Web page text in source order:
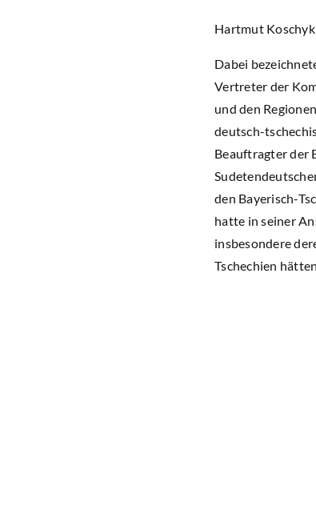
Hartmut Koschyk
Dabei
Vertreter der
und den
deutsch-
Beauftragter der
den Bayerisch-
hatte in seiner
insbesondere
Tschechien